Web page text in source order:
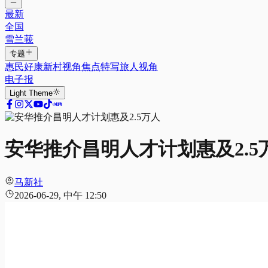
最新
全国
雪兰莪
专题
惠民好康新村视角焦点特写旅人视角
电子报
Light Theme
安华推介昌明人才计划惠及2.5
马新社
2026-06-29, 中午 12:50